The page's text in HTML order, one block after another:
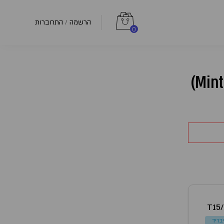
0
הרשמה / התחברות